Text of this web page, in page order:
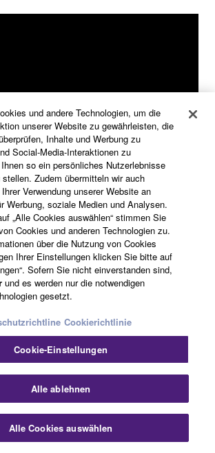
Produkte
und andere Technologien, um die
unserer Website zu gewährleisten, die
Inhalte und Werbung zu
Social-Media-Interaktionen zu
so ein persönliches Nutzerlebnisse
Zudem übermitteln wir auch
Verwendung unserer Website an
Werbung, soziale Medien und Analysen.
„Alle Cookies auswählen“ stimmen Sie
Cookies und anderen Technologien zu.
über die Nutzung von Cookies
Ihrer Einstellungen klicken Sie bitte auf
Sofern Sie nicht einverstanden sind,
und es werden nur die notwendigen
gesetzt.
Cookierichtlinie
Cookie-Einstellungen
Alle ablehnen
Alle Cookies auswählen